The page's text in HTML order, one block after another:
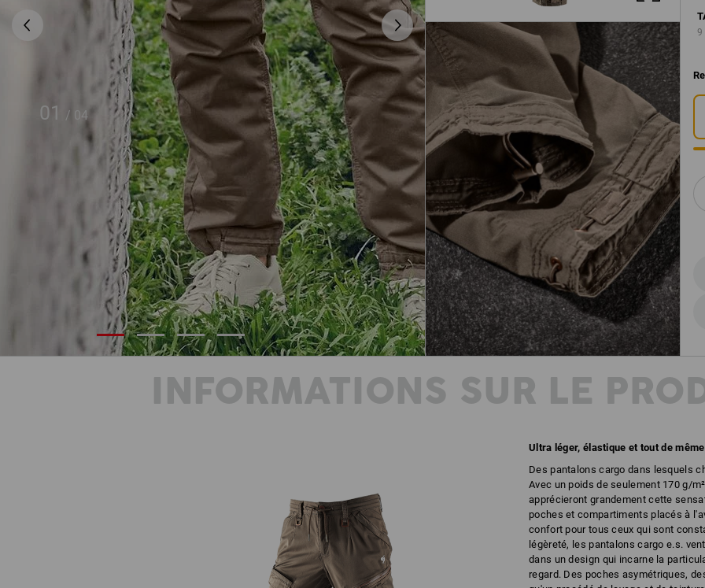
01 / 04
9
INFORMATIONS SUR LE
Ultra léger, élastique et tout de
Des pantalons cargo dans lesquels
Avec un poids de seulement 170 g/
apprécieront grandement cette
poches et compartiments placés à
confort pour tous ceux qui sont
légèreté, les pantalons cargo e.s.
dans un design qui incarne la
regard. Des poches asymétriques,